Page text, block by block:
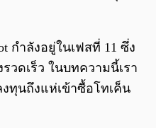
กำลังอยู่ในเฟสที่ 11 ซึ่ง
วดเร็ว ในบทความนี้เรา
ทุนถึงแห่เข้าซื้อโทเค็น